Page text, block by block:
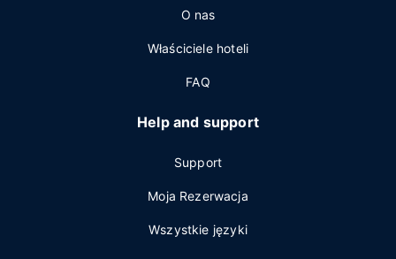
O nas
Właściciele hoteli
FAQ
Help and support
Support
Moja Rezerwacja
Wszystkie języki